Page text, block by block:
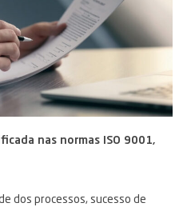
nas normas ISO 9001,
dos processos, sucesso de